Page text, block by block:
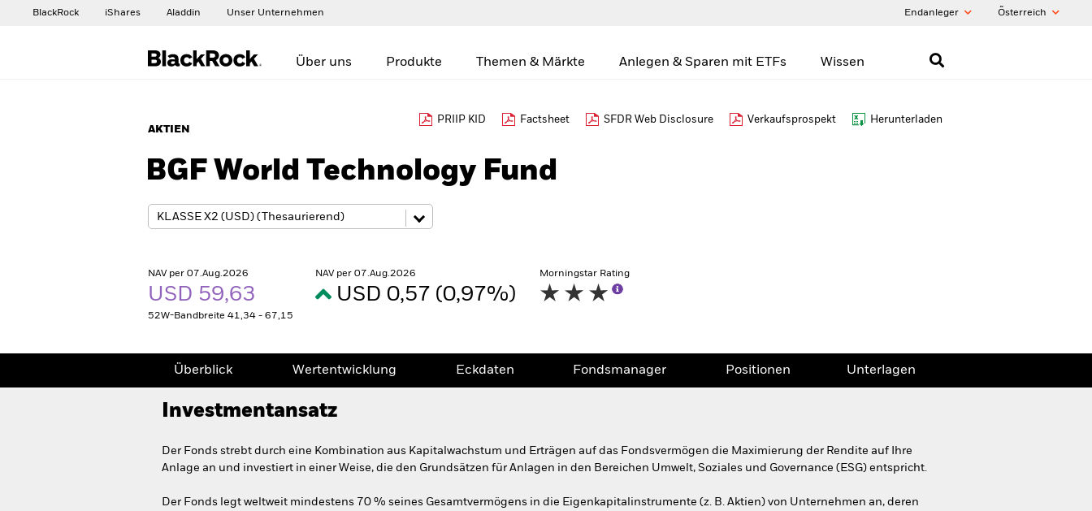
BlackRock iShares Aladdin Unser Unternehmen Endanleger Õsterreich
Über uns Produkte Themen & Märkte Anlegen & Sparen mit ETFs Wissen
AKTIEN
PRIIP KID Factsheet SFDR Web Disclosure Verkaufsprospekt Herunterladen
BGF World Technology Fund
NAV per 07.Aug.2026
USD 59,63
52W-Bandbreite 41,34 - 67,15
NAV per 07.Aug.2026
USD 0,57 (0,97%)
Morningstar Rating
Überblick Wertentwicklung Eckdaten Fondsmanager Positionen Unterlagen
Investmentansatz
Der Fonds strebt durch eine Kombination aus Kapitalwachstum und Erträgen auf das Fondsvermögen die Maximierung der Rendite auf Ihre
Anlage an und investiert in einer Weise, die den Grundsätzen für Anlagen in den Bereichen Umwelt, Soziales und Governance (ESG) entspricht.
Der Fonds legt weltweit mindestens 70 % seines Gesamtvermögens in die Eigenkapitalinstrumente (z. B. Aktien) von Unternehmen an, deren